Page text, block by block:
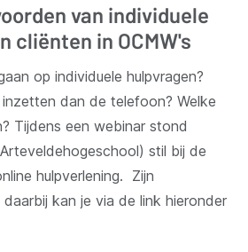
van individuele
cliënten in OCMW's
op individuele hulpvragen?
dan de telefoon? Welke
Tijdens een webinar stond
stil bij de
hulpverlening. Zijn
kan je via de link hieronder